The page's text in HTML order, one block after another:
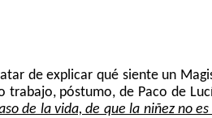
de explicar qué siente un
póstumo, de Paco de
de la vida, de que la niñez no